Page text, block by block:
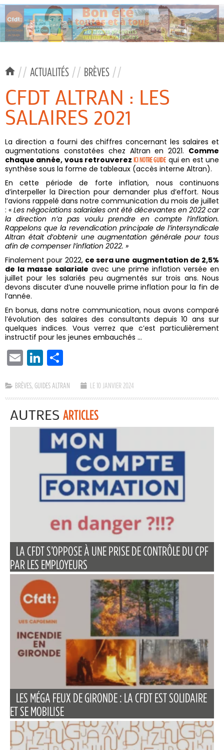
// ACTUALITÉS // BRÈVES //
CFDT ALTRAN : LES
SALAIRES 2021
La direction a fourni des chiffres concernant les salaires et
augmentations constatées chez Altran en 2021. Comme
chaque année, vous retrouverezICI NOTRE GUIDE qui en est une
synthèse sous la forme de tableaux (accès interne Altran).
En cette période de forte inflation, nous continuons
d’interpeller la Direction pour demander plus d’effort. Nous
l’avions rappelé dans notre communication du mois de juillet
: « Les négociations salariales ont été décevantes en 2022 car
la direction n’a pas voulu prendre en compte l’inflation.
Rappelons que la revendication principale de l’intersyndicale
Altran était d’obtenir une augmentation générale pour tous
afin de compenser l’inflation 2022. »
Finalement pour 2022, ce sera une augmentation de 2,5%
de la masse salariale avec une prime inflation versée en
juillet pour les salariés peu augmentés sur trois ans. Nous
devons discuter d’une nouvelle prime inflation pour la fin de
l’année.
En bonus, dans notre communication, nous avons comparé
l’évolution des salaires des consultants depuis 10 ans sur
quelques indices. Vous verrez que c’est particulièrement
instructif pour les jeunes embauchés …
EMAIL LINKEDIN
BRÈVES, GUIDES ALTRAN LE 10 JANVIER 2024
AUTRES ARTICLES
LA CFDT S’OPPOSE À UNE PRISE DE CONTRÔLE DU CPF
PAR LES EMPLOYEURS
LES MÉGA FEUX DE GIRONDE : LA CFDT EST SOLIDAIRE
ET SE MOBILISE